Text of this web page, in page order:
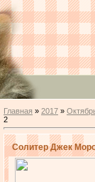
Главная » 2017 »
2
Солитер Джек